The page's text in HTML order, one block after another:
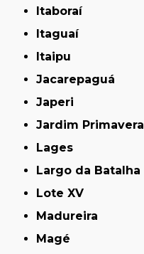
Itaboraí
Itaguaí
Itaipu
Jacarepaguá
Japeri
Jardim Primavera
Lages
Largo da Batalha
Lote XV
Madureira
Magé